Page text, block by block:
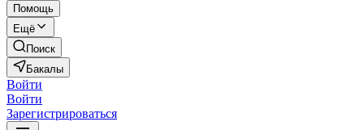
Помощь
Ещё
Поиск
Бакалы
Войти
Войти
Зарегистрироваться